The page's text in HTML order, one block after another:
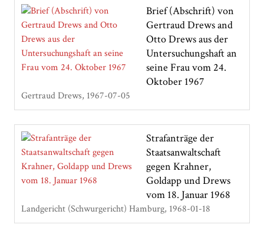
Brief (Abschrift) von
Gertraud Drews and
Otto Drews aus der
Untersuchungshaft an
seine Frau vom 24.
Oktober 1967
Gertraud Drews 1967-07-05
Strafanträge der
Staatsanwaltschaft
gegen Krahner,
Goldapp und Drews
vom 18. Januar 1968
Landgericht (Schwurgericht) Hamburg 1968-01-18